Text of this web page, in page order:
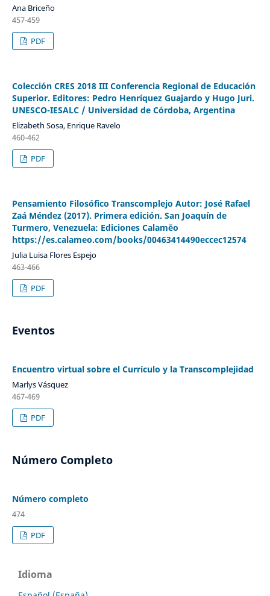
Ana Briceño
457-459
PDF
Colección CRES 2018 III Conferencia Regional de Educación
Superior. Editores: Pedro Henríquez Guajardo y Hugo Juri.
UNESCO-IESALC / Universidad de Córdoba, Argentina
Elizabeth Sosa, Enrique Ravelo
460-462
PDF
Pensamiento Filosófico Transcomplejo Autor: José Rafael
Zaá Méndez (2017). Primera edición. San Joaquín de
Turmero, Venezuela: Ediciones Calamēo
https://es.calameo.com/books/00463414490eccec12574
Julia Luisa Flores Espejo
463-466
PDF
Eventos
Encuentro virtual sobre el Currículo y la Transcomplejidad
Marlys Vásquez
467-469
PDF
Número Completo
Número completo
474
PDF
Idioma